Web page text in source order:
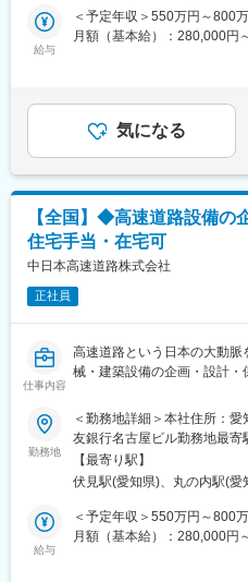
■社風：
・社内には「若手の会」と
越え、若手社員同士の交流
い、会社を活気づけています
・離職者もほぼおらず、平
変更の範囲：会社の定める業務
IC整備など、社会インフラ
ますます拡大しています。
■職務概要
高速道路（橋梁・トンネル
おいて、発注者の立場でプ
■業務詳細
（1）保全業務
点検・補修工事、災害対応、
および進行管理。日々の安全
ます。
（2）建設業務
新規高速道路や大規模更新
ゼネコンと協働し、設計・
コスト・安全の観点でプロ
■職務の特徴／魅力
・ゼネコン等の「施工」で
われるため、事業全体を俯瞰
ルの大きさ
・通信・電気・機械など多分
給与
＜予定年収＞550万円～800
月額（基本給）：280,000円
＋手当＋賞与年収720万円／
与年収770万円／34歳 経験2
あくまでも目安の金額であり
ります。月給(月額)は固定手
気になる
【全国】◆高速道路設備の
住宅手当・在宅可
中日本高速道路株式会社
正社員
仕事内容
高速道路という日本の大動
械・建築設備の企画・設計
資の安定基盤のもと、約
え、1日約170万台の移動を
★発注者側として大規模案件
★年収550万～800万円／住
★完全週休2日制（土日祝）
★ジョブローテーションによ
勤務地
＜勤務地詳細＞本社住所：
友銀行名古屋ビル勤務地最
対策：敷地内喫煙可能場所
（リモートワーク含む）
【最寄り駅】
伏見駅(愛知県)、丸の内駅(愛
給与
＜予定年収＞550万円～800
月額（基本給）：280,000円